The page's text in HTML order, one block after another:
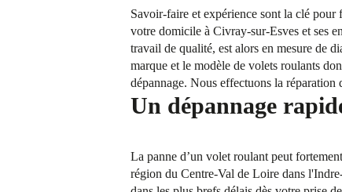
Savoir-faire et expérience sont la clé
votre domicile à Civray-sur-Esves et ses
travail de qualité, est alors en mesure de
marque et le modèle de volets roulants
dépannage. Nous effectuons la
Un dépannage
La panne d’un volet roulant peut
région du Centre-Val de Loire dans